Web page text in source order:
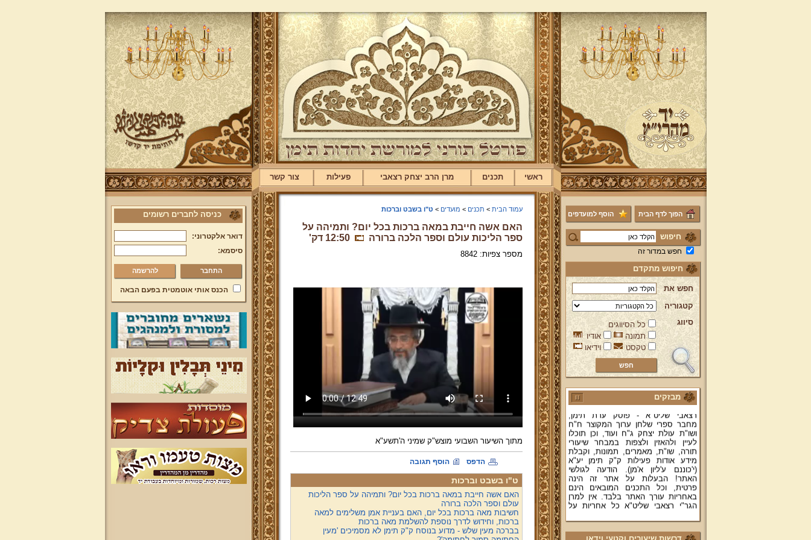
ראשי תכנים מרן הרב יצחק רצאבי פעילות צור קשר
הפוך לדף הבית הוסף למועדפים
חיפוש
חפש במדור זה
חיפוש מתקדם
חפש את
קטגוריה
סיווג
כל הסיווגים
תמונה
אודיו
טקסט
וידיאו
מבזקים
ברוכים הבאים לאתר מהרי"ץ
יד מהרי"ץ - פורטל תורני למורשת יהדות
תימן, האתר הרשמי להנצחת מורשתו
זצוק"ל. באתר תמצאו גם תכנים תורניים
והלכתיים רבים של מרן הגאון הרב יצחק
מחבר ספרי שלחן ערוך המקוצר ח"ח
ושו"ת עולת יצחק ג"ח ועוד, וכן תוכלו
לעיין ולהאזין ולצפות במבחר שיעורי
תורה, שו"ת, מאמרים, תמונות, וקבלת
מידע אודות פעילות ק"ק תימן יע"א
(י'כוננם ע'ליון א'מן). הודעה לגולשי
האתר! הבעלות על אתר זה הינה
פרטית, וכל התכנים המובאים הינם
באחריות עורך האתר בלבד. אין למרן
הגר"י רצאבי שליט"א כל אחריות על
המתפרסם באתר, ואינו מודע לדברים
המפורסמים בו.
קווים לדמותו של מהרי"ץ זצוק"ל
עמוד הבית > תכנים > מועדים > ט"ו בשבט וברכות
האם אשה חייבת במאה ברכות בכל יום? ותמיהה על
ספר הליכות עולם וספר הלכה ברורה
12:50 דק'
מספר צפיות: 8842
מתוך השיעור השבועי מוצש"ק שמיני ה'תשע"א
הדפס הוסף תגובה
ט"ו בשבט וברכות
האם אשה חייבת במאה ברכות בכל יום? ותמיהה על ספר הליכות
עולם וספר הלכה ברורה
חשיבות מאה ברכות בכל יום, האם בעניית אמן משלימים למאה
ברכות, וחידוש לדרך נוספת להשלמת מאה ברכות
בברכה מעין שלש - מדוע בנוסח ק"ק תימן לא מסמיכים 'מעין
כניסה לחברים רשומים
דואר אלקטרוני:
סיסמא:
להרשמה
הכנס אותי אוטמטית בפעם הבאה